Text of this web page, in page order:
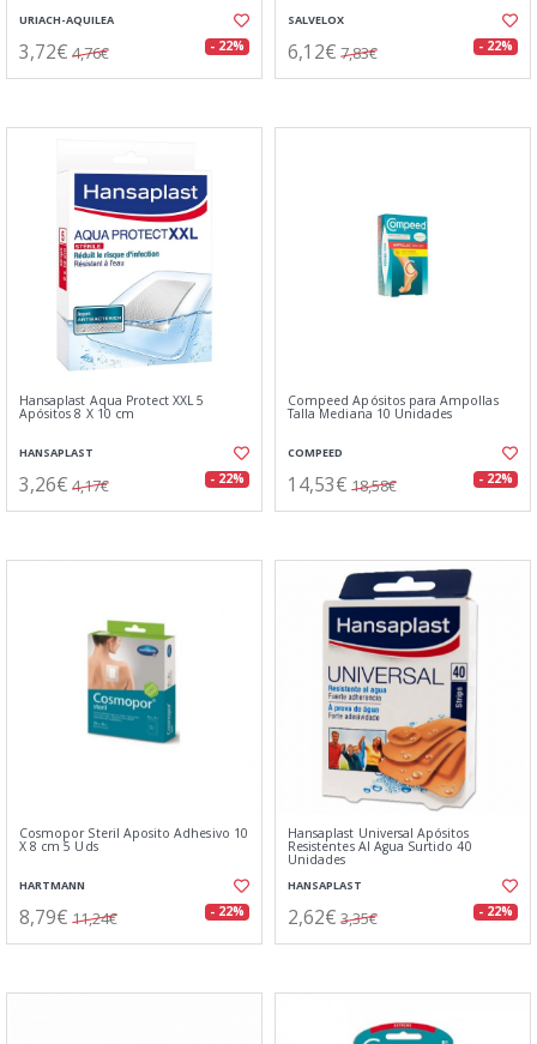
URIACH-AQUILEA
3,72€ 4,76€ - 22%
SALVELOX
6,12€ 7,83€ - 22%
Hansaplast Aqua Protect XXL 5
Apósitos 8 X 10 cm
HANSAPLAST
3,26€ 4,17€ - 22%
Compeed Apósitos para Ampollas
Talla Mediana 10 Unidades
COMPEED
14,53€ 18,58€ - 22%
Cosmopor Steril Aposito Adhesivo 10
X 8 cm 5 Uds
HARTMANN
8,79€ 11,24€ - 22%
Hansaplast Universal Apósitos
Resistentes Al Agua Surtido 40
Unidades
HANSAPLAST
2,62€ 3,35€ - 22%